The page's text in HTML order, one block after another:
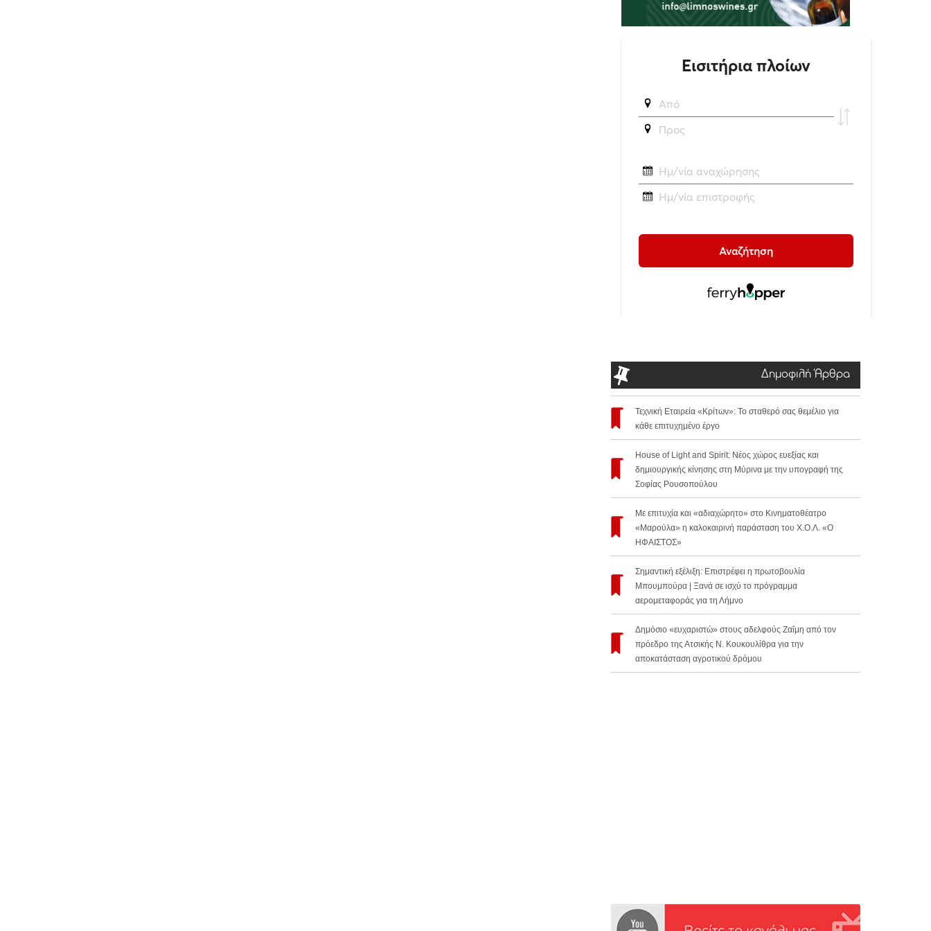
Δημοφιλή Άρθρα
Τεχνική Εταιρεία «Κρίτων»: Το σταθερό σας θεμέλιο για
κάθε επιτυχημένο έργο
House of Light and Spirit: Νέος χώρος ευεξίας και
δημιουργικής κίνησης στη Μύρινα με την υπογραφή της
Σοφίας Ρουσοπούλου
Με επιτυχία και «αδιαχώρητο» στο Κινηματοθέατρο
«Μαρούλα» η καλοκαιρινή παράσταση του Χ.Ο.Λ. «Ο
ΗΦΑΙΣΤΟΣ»
Σημαντική εξέλιξη: Επιστρέφει η πρωτοβουλία
Μπουμπούρα | Ξανά σε ισχύ το πρόγραμμα
αερομεταφοράς για τη Λήμνο
Δημόσιο «ευχαριστώ» στους αδελφούς Ζαΐμη από τον
πρόεδρο της Ατσικής Ν. Κουκουλίθρα για την
αποκατάσταση αγροτικού δρόμου